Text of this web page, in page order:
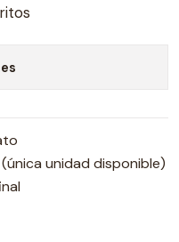
unidad disponible)